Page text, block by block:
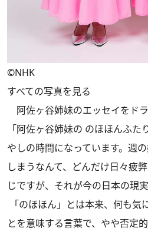
©NHK
すべての写真を見る
阿佐ヶ谷姉妹のエッセイをド
「阿佐ヶ谷姉妹の のほほんふ
やしの時間になっています。週
しまうなんて、どんだけ日々疲
じですが、それが今の日本の現
「のほほん」とは本来、何も気
とを意味する言葉で、やや否定